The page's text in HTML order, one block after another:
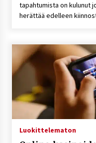
tapahtumista on kulunut
herättää edelleen
Luokittelematon